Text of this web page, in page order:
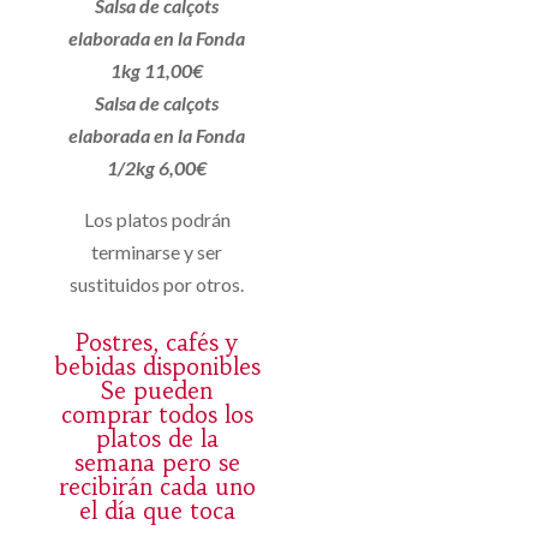
Salsa de calçots
elaborada en la Fonda
1kg 11,00€
Salsa de calçots
elaborada en la Fonda
1/2kg 6,00€
Los platos podrán
terminarse y ser
sustituidos por otros.
Postres, cafés y
bebidas disponibles
Se pueden
comprar todos los
platos de la
semana pero se
recibirán cada uno
el día que toca